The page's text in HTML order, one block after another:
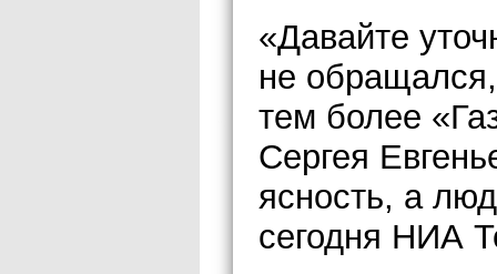
«Давайте
не
тем более
Сергея
ясность, а
сегодня НИА